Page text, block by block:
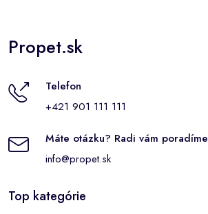
Propet.sk
Telefon
+421 901 111 111
Máte otázku? Radi vám poradíme
info@propet.sk
Top kategórie